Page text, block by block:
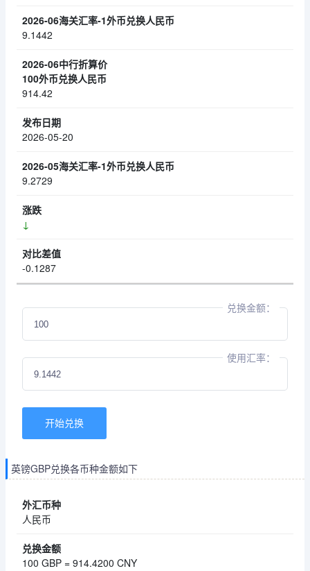
9.1442
914.42
2026-05-20
9.2729
↓
-0.1287
兑换金额：
使用汇率：
英镑GBP兑换各币种金额如下
人民币
100 GBP = 914.4200 CNY